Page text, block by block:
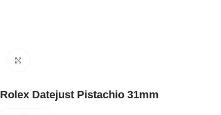
Rolex Datejust Pistachio 31mm